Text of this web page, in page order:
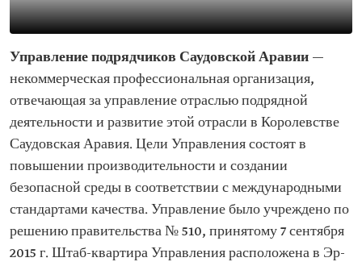
Управление подрядчиков Саудовской Аравии —
некоммерческая профессиональная организация,
отвечающая за управление отраслью подрядной
деятельности и развитие этой отрасли в Королевстве
Саудовская Аравия. Цели Управления состоят в
повышении производительности и создании
безопасной среды в соответствии с международными
стандартами качества. Управление было учреждено по
решению правительства № 510, принятому 7 сентября
2015 г. Штаб-квартира Управления расположена в Эр-